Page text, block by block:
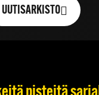
UUTISARKISTO